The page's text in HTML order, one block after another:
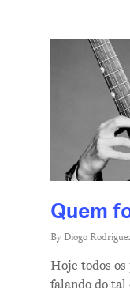
Quem
By Diogo
Hoje todos
falando do tal